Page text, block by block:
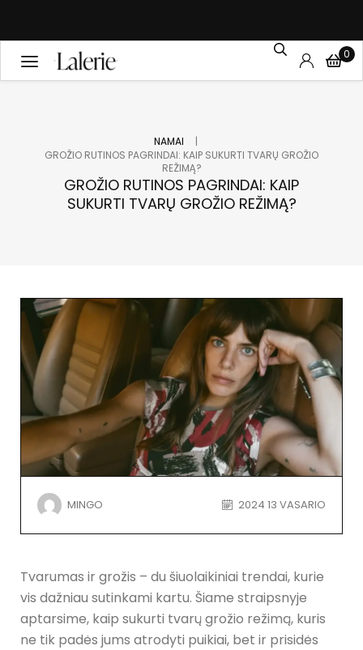
0
GROŽIO RUTINOS PAGRINDAI: KAIP
SUKURTI TVARŲ GROŽIO REŽIMĄ?
NAMAI
|
GROŽIO RUTINOS PAGRINDAI: KAIP SUKURTI TVARŲ GROŽIO
REŽIMĄ?
MINGO 2024 13 VASARIO
Tvarumas ir grožis – du šiuolaikiniai trendai, kurie
vis dažniau sutinkami kartu. Šiame straipsnyje
aptarsime, kaip sukurti tvarų grožio režimą, kuris
ne tik padės jums atrodyti puikiai, bet ir prisidės